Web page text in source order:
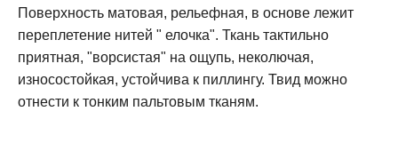
Поверхность матовая, рельефная, в основе лежит
переплетение нитей " елочка". Ткань тактильно
приятная, "ворсистая" на ощупь, неколючая,
износостойкая, устойчива к пиллингу. Твид можно
отнести к тонким пальтовым тканям.